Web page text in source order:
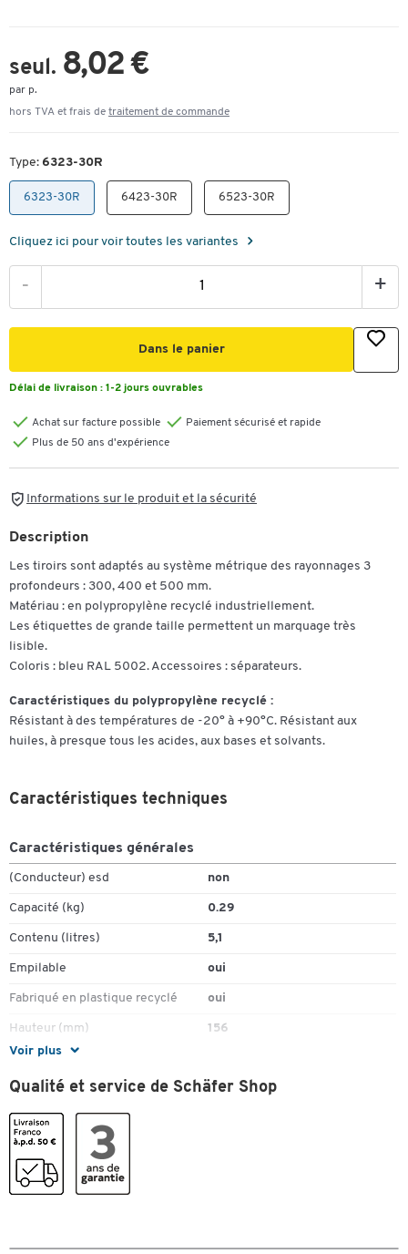
seul. 8,02 €
par p.
hors TVA et frais de traitement de commande
Type: 6323-30R
6323-30R 6423-30R 6523-30R
Cliquez ici pour voir toutes les variantes
- +
Dans le panier
Délai de livraison : 1-2 jours ouvrables
Achat sur facture possible
Paiement sécurisé et rapide
Plus de 50 ans d'expérience
Informations sur le produit et la sécurité
Description
Les tiroirs sont adaptés au système métrique des rayonnages 3
profondeurs : 300, 400 et 500 mm.
Matériau : en polypropylène recyclé industriellement.
Les étiquettes de grande taille permettent un marquage très
lisible.
Coloris : bleu RAL 5002. Accessoires : séparateurs.
Caractéristiques du polypropylène recyclé :
Résistant à des températures de -20° à +90°C. Résistant aux
huiles, à presque tous les acides, aux bases et solvants.
Voir plus
Caractéristiques techniques
Caractéristiques générales
(Conducteur) esd non
Capacité (kg) 0.29
Contenu (litres) 5,1
Empilable oui
Fabriqué en plastique recyclé oui
Hauteur (mm) 156
Hauteur extérieure du tiroir
(mm)
Largeur extérieure du tiroir
(mm)
Largeur intérieure du tiroir (mm)
Matériau du tiroir plastique PP
Qualité et service de Schäfer Shop